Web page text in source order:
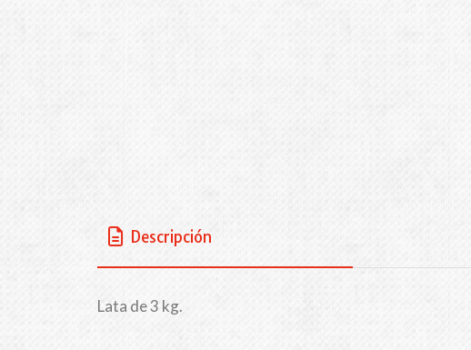
Descripción
Lata de 3 kg.